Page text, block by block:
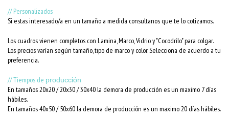
// Personalizados
Si estas interesado/a en un tamaño a medida consultanos que te lo cotizamos.
Los cuadros vienen completos con Lamina, Marco, Vidrio y "Cocodrilo" para colgar.
Los precios varían según tamaño, tipo de marco y color. Selecciona de acuerdo a tu
preferencia.
// Tiempos de producción
En tamaños 20x20 / 20x30 / 30x40 la demora de producción es un maximo 7 días
hábiles.
En tamaños 40x50 / 50x60 la demora de producción es un maximo 20 días hábiles.